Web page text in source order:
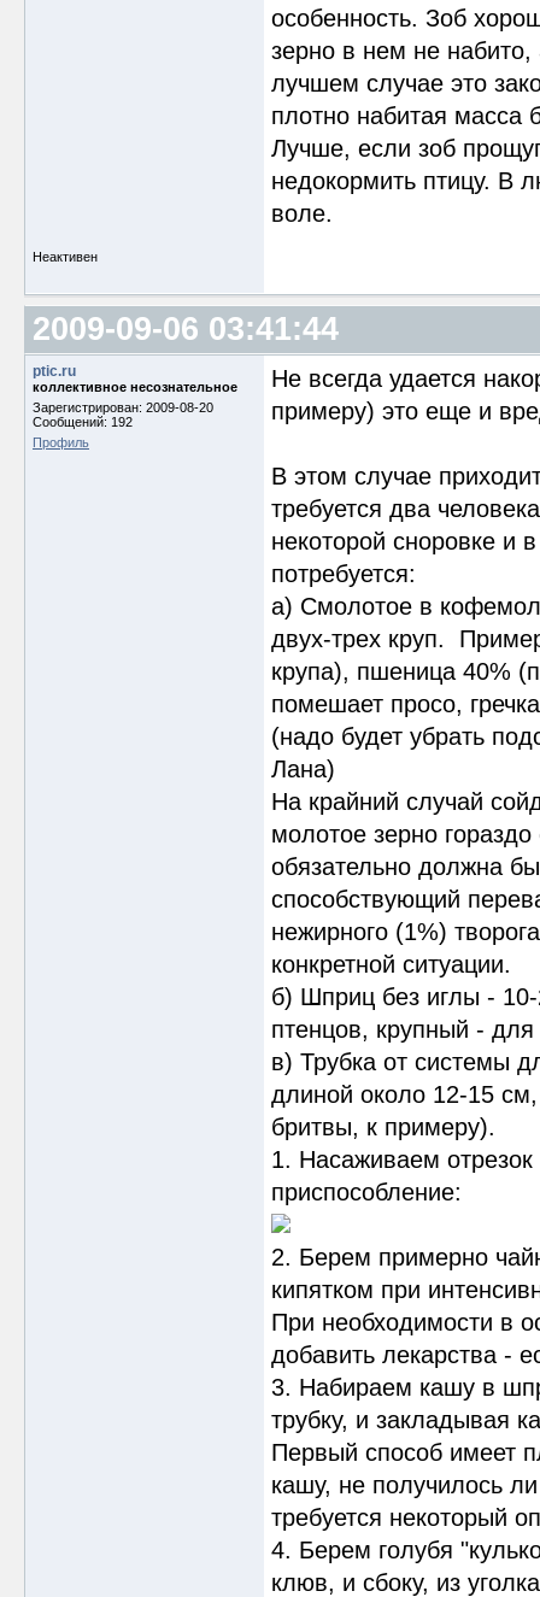
особенность. Зоб
зерно в нем не набито,
лучшем случае это
плотно набитая масса
Лучше, если зоб
недокормить птицу. В
воле.
Неактивен
2009-09-06 03:41:44
ptic.ru
коллективное несознательное
Зарегистрирован: 2009-08-20
Сообщений: 192
Профиль
Не всегда удается
примеру) это еще и
В этом случае
требуется два
некоторой сноровке и
потребуется:
а) Смолотое в
двух-трех круп.
крупа), пшеница 40%
помешает просо,
(надо будет убрать
Лана)
На крайний случай
молотое зерно
обязательно должна
способствующий
нежирного (1%)
конкретной ситуации.
б) Шприц без иглы -
птенцов, крупный -
в) Трубка от системы
длиной около 12-15
бритвы, к примеру).
1. Насаживаем отрезок
приспособление:
2. Берем примерно
кипятком при
При необходимости в
добавить лекарства -
3. Набираем кашу в
трубку, и закладывая
Первый способ имеет
кашу, не получилось
требуется некоторый
4. Берем голубя
клюв, и сбоку, из